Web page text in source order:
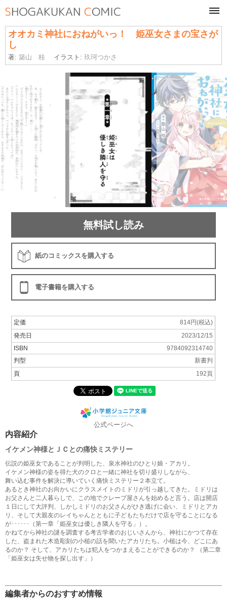
オオカミ神社におねがいっ！ 姫巫女さまの宝さが
し
著:築山 桂 イラスト:玖珂つかさ
無料試し読み
紙のコミックスを購入する
電子書籍を購入する
定価
814円(税込)
発売日
2023/12/15
ISBN
9784092314740
判型
新書判
頁
192頁
公式ページへ
内容紹介
イケメン神様とＪＣとの痛快ミステリー
伝説の姫巫女であることが判明した、泉水神社のひとり娘・アカリ。
イケメン神様の姿を得た犬のクロと一緒に神社を切り盛りしながら、
舞い込む事件を解決に導いていく痛快ミステリー２本立て。
あるとき神社のお向かいにクラスメイトのミドリが引っ越してきた。ミドリは
お父さんと二人暮らしで、この地でクレープ屋さんを始めると言う。店は開店
１日にして大評判、しかしミドリのお父さんがひき逃げに会い、ミドリとアカ
リ、そして大親友のレイちゃんとともに子どもたちだけで店を守ることになる
が･･････（第一章「姫巫女は優しき隣人を守る」）。
かねてから神社の謎を調査する考古学者のおじいさんから、神社にかつて存在
した、盗まれた木造彫刻の小槌の話を聞いたアカリたち。小槌は今、どこにあ
るのか？ そして、アカリたちは犯人をつかまえることができるのか？ （第二章
「姫巫女は失せ物を探し出す」）
編集者からのおすすめ情報